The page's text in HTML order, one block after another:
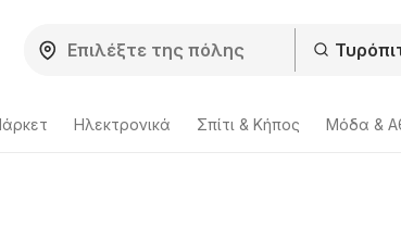
Hλεκτρονικά Σπίτι & Κήπος Μόδα &